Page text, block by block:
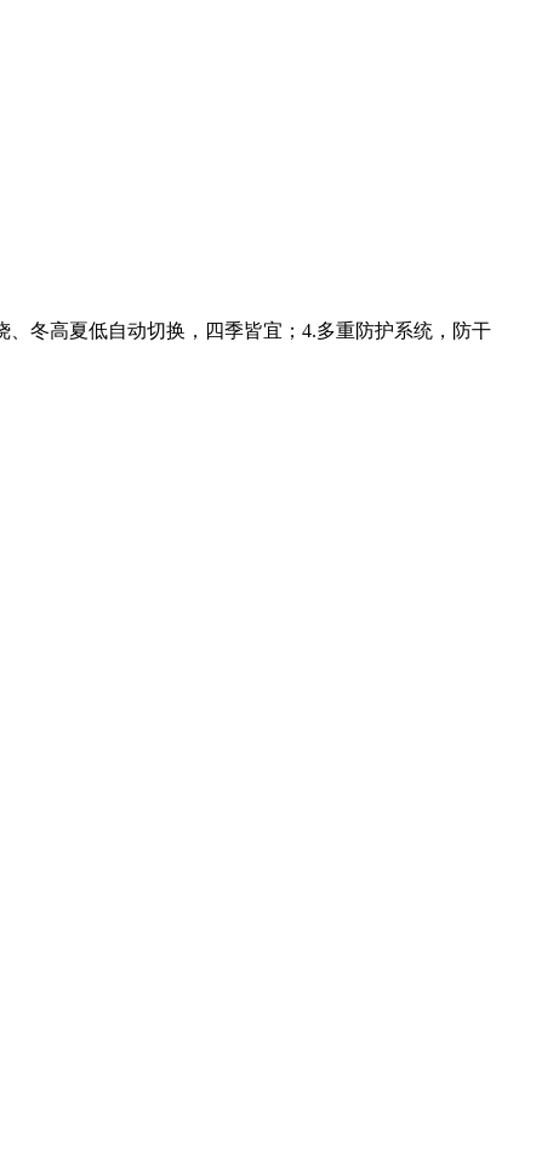
、冬高夏低自动切换，四季皆宜；4.多重防护系统，防干